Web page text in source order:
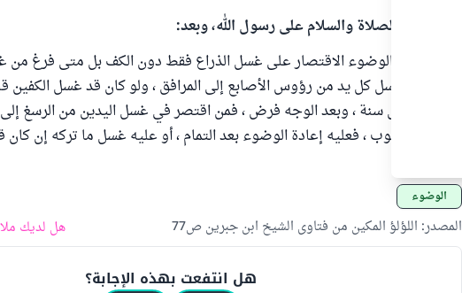
الحمد لله والصلاة والسلام على رسول الله، وبعد:
لا يجوز في الوضوء الاقتصار على غسل الذراع فقط دون الكف بل متى فرغ من
اليدين ، فيغسل كل يد من رؤوس الأصابع إلى المرافق ، ولو كان قد غسل الكفين
غسلهما الأول سنة ، وبعد الوجه فرض ، فمن اقتصر في غسل اليدين من الرسغ
الفرض المطلوب ، فعليه إعادة الوضوء بعد التمام ، أو عليه غسل ما تركه إن كان
الوضوء
المصدر: اللؤلؤ المكين من فتاوى الشيخ ابن جبرين ص77 هل لديك
هل انتفعت بهذه الإجابة؟